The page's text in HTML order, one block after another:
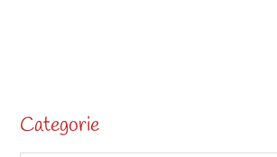
Categorie